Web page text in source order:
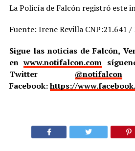
La Policía de Falcón registró este
Fuente: Irene Revilla CNP:21.641
Sigue las noticias de Falcón,
enwww.notifalcon.com
Twitter @notifalcon
Facebook:https://